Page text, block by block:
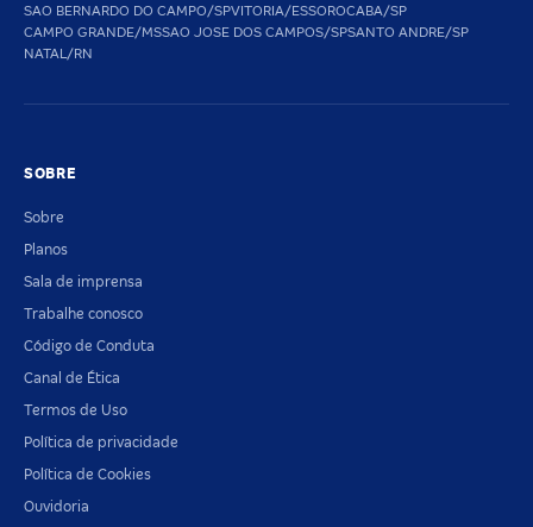
SAO BERNARDO DO CAMPO/SPVITORIA/ESSOROCABA/SP
CAMPO GRANDE/MSSAO JOSE DOS CAMPOS/SPSANTO ANDRE/SP
NATAL/RN
SOBRE
Sobre
Planos
Sala de imprensa
Trabalhe conosco
Código de Conduta
Canal de Ética
Termos de Uso
Política de privacidade
Política de Cookies
Ouvidoria